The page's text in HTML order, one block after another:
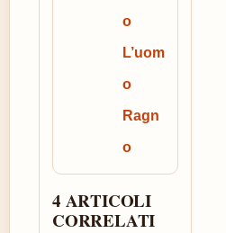
o
L’uom
o
Ragn
o
4 ARTICOLI
CORRELATI